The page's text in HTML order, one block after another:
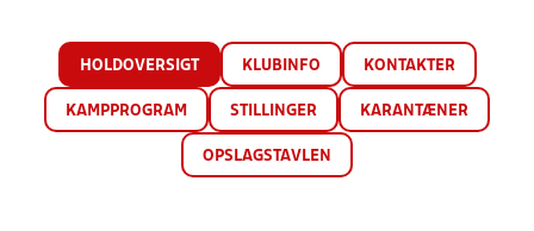
HOLDOVERSIGT KLUBINFO KONTAKTER
KAMPPROGRAM STILLINGER KARANTÆNER
OPSLAGSTAVLEN